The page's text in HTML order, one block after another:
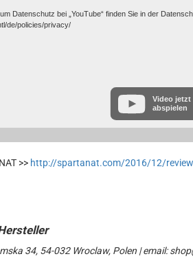
Datenschutz bei „YouTube“ finden Sie in der
de/policies/privacy/
Video jetzt
abspielen
>> http://spartanat.com/2016/12/
34, 54-032 Wroclaw, Polen | email: